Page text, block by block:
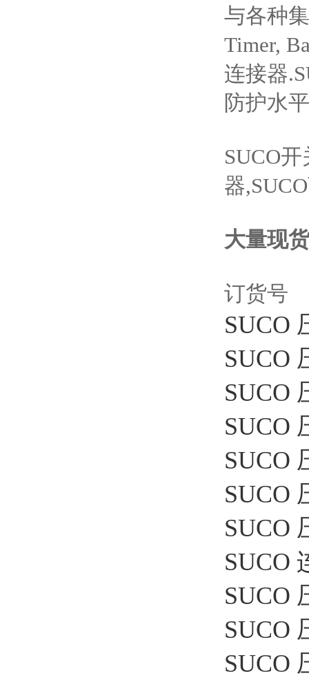
与各种
Timer,
连接器
防护水
SUCO
器
大量现
订货
SUCO
SUCO
SUCO
SUCO
SUCO
SUCO
SUCO
SUCO
SUCO
SUCO
SUCO